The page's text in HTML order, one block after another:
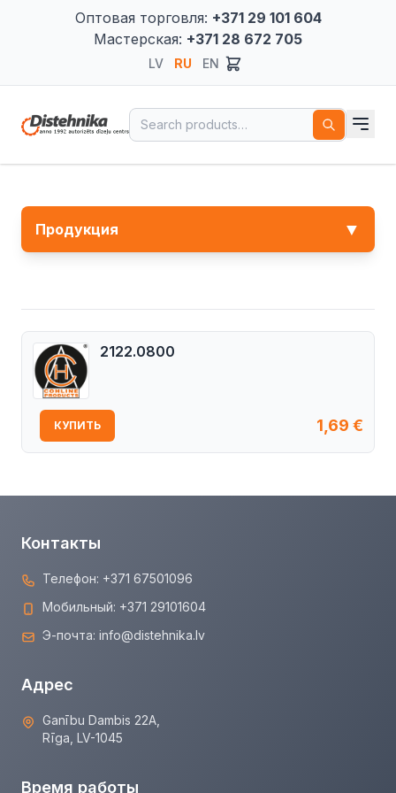
Оптовая торговля: +371 29 101 604
Мастерская: +371 28 672 705
LV RU EN
Search for:
Продукция ▼
2122.0800
1,69 €
КУПИТЬ
Контакты
Телефон: +371 67501096
Мобильный: +371 29101604
Э-почта: info@distehnika.lv
Адрес
Ganību Dambis 22A,
Rīga, LV-1045
Время работы